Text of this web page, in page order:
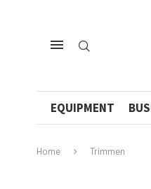
EQUIPMENT
Home Trimmen